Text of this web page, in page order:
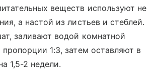
веществ используют не
а настой из листьев и стеблей.
заливают водой комнатной
1:3, затем оставляют в
1,5-2 недели.